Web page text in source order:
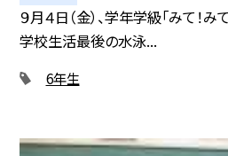
９月４日（金）、学年学級「みて！み
学校生活最後の水泳...
6年生